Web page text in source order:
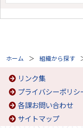
ホーム 組織から探す
リンク集
プライバシーポリシ
各課お問い合わせ
サイトマップ